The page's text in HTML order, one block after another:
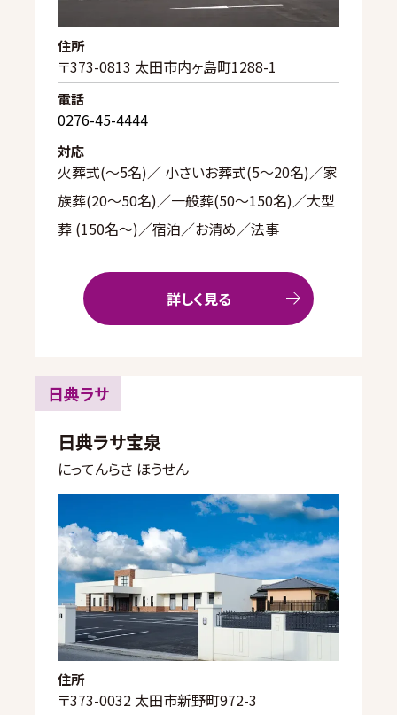
住所
〒373-0813 太田市内ヶ島町1288-1
電話
0276-45-4444
対応
火葬式(〜5名)／ 小さいお葬式(5〜20名)／家
族葬(20〜50名)／一般葬(50〜150名)／大型
葬 (150名～)／宿泊／お清め／法事
詳しく見る
日典ラサ
日典ラサ宝泉
にってんらさ ほうせん
住所
〒373-0032 太田市新野町972-3